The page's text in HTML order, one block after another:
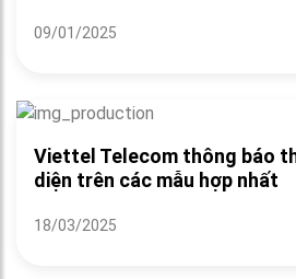
09/01/2025
Viettel Telecom thông báo
diện trên các mẫu hợp nhất
18/03/2025